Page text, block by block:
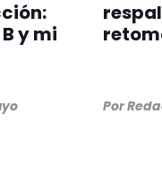
y mi
Por